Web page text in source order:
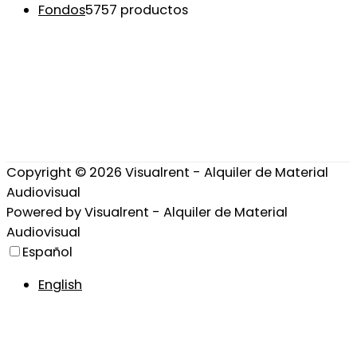
Fondos5757 productos
Copyright © 2026 Visualrent - Alquiler de Material
Audiovisual
Powered byVisualrent - Alquiler de Material
Audiovisual
Español
English